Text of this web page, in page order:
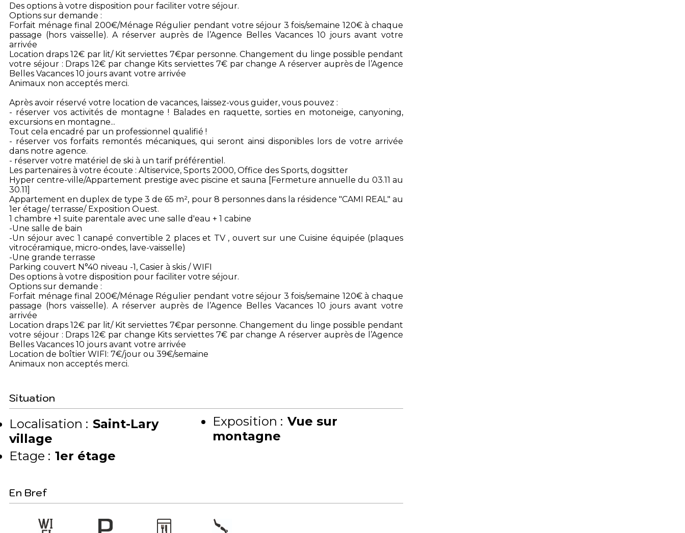
Des options à votre disposition pour faciliter votre séjour.
Options sur demande :
Forfait ménage final 200€/Ménage Régulier pendant votre séjour 3 fois/semaine 120€ à chaque
passage (hors vaisselle). A réserver auprès de l’Agence Belles Vacances 10 jours avant votre
arrivée
Location draps 12€ par lit/ Kit serviettes 7€par personne. Changement du linge possible pendant
votre séjour : Draps 12€ par change Kits serviettes 7€ par change A réserver auprès de l’Agence
Belles Vacances 10 jours avant votre arrivée
Animaux non acceptés merci.
Après avoir réservé votre location de vacances, laissez-vous guider, vous pouvez :
- réserver vos activités de montagne ! Balades en raquette, sorties en motoneige, canyoning,
excursions en montagne...
Tout cela encadré par un professionnel qualifié !
- réserver vos forfaits remontés mécaniques, qui seront ainsi disponibles lors de votre arrivée
dans notre agence.
- réserver votre matériel de ski à un tarif préférentiel.
Les partenaires à votre écoute : Altiservice, Sports 2000, Office des Sports, dogsitter
Hyper centre-ville/Appartement prestige avec piscine et sauna [Fermeture annuelle du 03.11 au
30.11]
Appartement en duplex de type 3 de 65 m², pour 8 personnes dans la résidence "CAMI REAL" au
1er étage/ terrasse/ Exposition Ouest.
1 chambre +1 suite parentale avec une salle d'eau + 1 cabine
-Une salle de bain
-Un séjour avec 1 canapé convertible 2 places et TV , ouvert sur une Cuisine équipée (plaques
vitrocéramique, micro-ondes, lave-vaisselle)
-Une grande terrasse
Parking couvert N°40 niveau -1, Casier à skis / WIFI
Des options à votre disposition pour faciliter votre séjour.
Options sur demande :
Forfait ménage final 200€/Ménage Régulier pendant votre séjour 3 fois/semaine 120€ à chaque
passage (hors vaisselle). A réserver auprès de l’Agence Belles Vacances 10 jours avant votre
arrivée
Location draps 12€ par lit/ Kit serviettes 7€par personne. Changement du linge possible pendant
votre séjour : Draps 12€ par change Kits serviettes 7€ par change A réserver auprès de l’Agence
Belles Vacances 10 jours avant votre arrivée
Location de boîtier WIFI: 7€/jour ou 39€/semaine
Animaux non acceptés merci.
Situation
Localisation : Saint-Lary
village
Etage : 1er étage
Exposition : Vue sur
montagne
En Bref